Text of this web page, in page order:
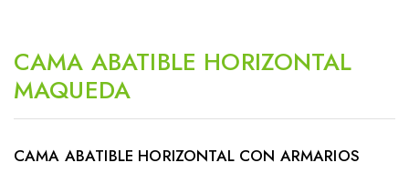
CAMA ABATIBLE HORIZONTAL
MAQUEDA
CAMA ABATIBLE HORIZONTAL CON ARMARIOS